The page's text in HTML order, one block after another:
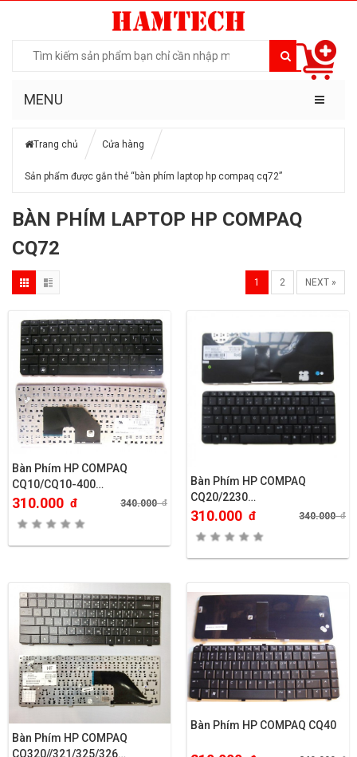
MENU
Trang chủ Cửa hàng
Sản phẩm được gắn thẻ “bàn phím laptop hp compaq cq72”
BÀN PHÍM LAPTOP HP COMPAQ
CQ72
1 2 NEXT »
Bàn Phím HP COMPAQ
CQ10/CQ10-400…
310.000 đ 340.000đ
Bàn Phím HP COMPAQ
CQ20/2230…
310.000 đ 340.000đ
Bàn Phím HP COMPAQ
CQ320//321/325/326…
Bàn Phím HP COMPAQ CQ40